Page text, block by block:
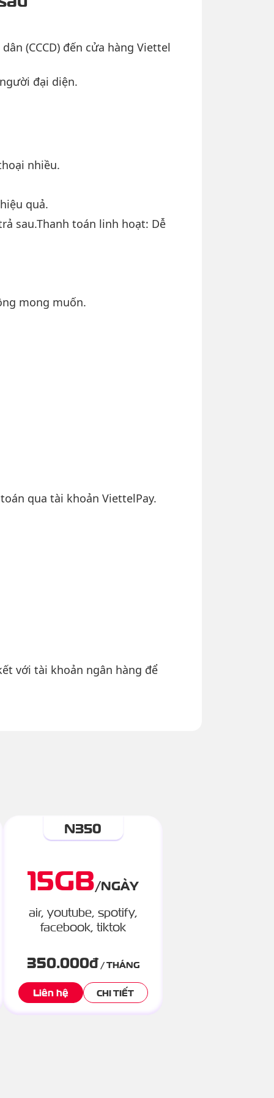
(CCCD) đến cửa hàng Viettel
đại diện.
nhiều.
quả.
sau.Thanh toán linh hoạt: Dễ
mong muốn.
qua tài khoản ViettelPay.
với tài khoản ngân hàng để
N350
15GB/NGÀY
air, youtube, spotify,
facebook, tiktok
350.000đ / THÁNG
Liên hệ CHI TIẾT